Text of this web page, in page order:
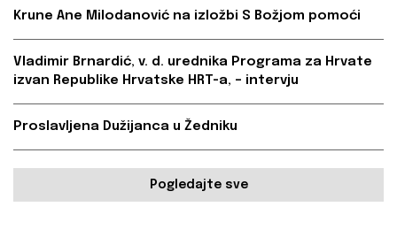
Krune Ane Milodanović na izložbi S Božjom pomoći
Vladimir Brnardić, v. d. urednika Programa za Hrvate
izvan Republike Hrvatske HRT-a, – intervju
Proslavljena Dužijanca u Žedniku
Pogledajte sve